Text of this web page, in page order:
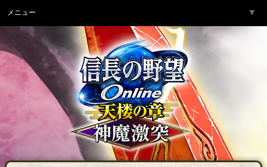
メニュー ▼
トップページ
ゲーム紹介
サービス
コミュニティ
ネットカフェ ▼